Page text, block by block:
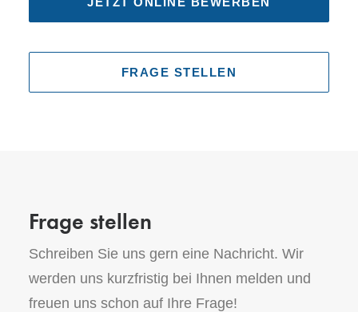
FRAGE STELLEN
Frage stellen
Schreiben Sie uns gern eine Nachricht. Wir
werden uns kurzfristig bei Ihnen melden und
freuen uns schon auf Ihre Frage!